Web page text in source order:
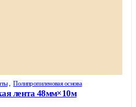
Полипропиленовая основа
лента 48мм×10м